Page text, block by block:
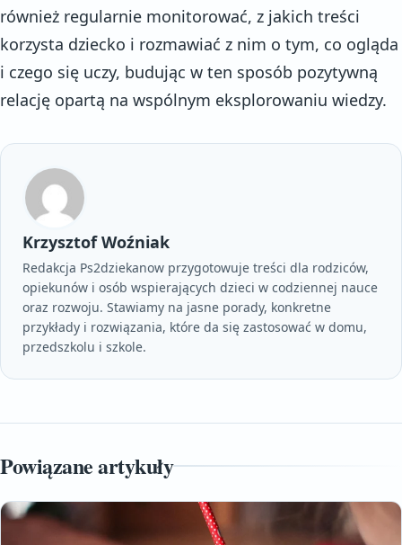
również regularnie monitorować, z jakich treści
korzysta dziecko i rozmawiać z nim o tym, co ogląda
i czego się uczy, budując w ten sposób pozytywną
relację opartą na wspólnym eksplorowaniu wiedzy.
Krzysztof Woźniak
Redakcja Ps2dziekanow przygotowuje treści dla rodziców,
opiekunów i osób wspierających dzieci w codziennej nauce
oraz rozwoju. Stawiamy na jasne porady, konkretne
przykłady i rozwiązania, które da się zastosować w domu,
przedszkolu i szkole.
Powiązane artykuły